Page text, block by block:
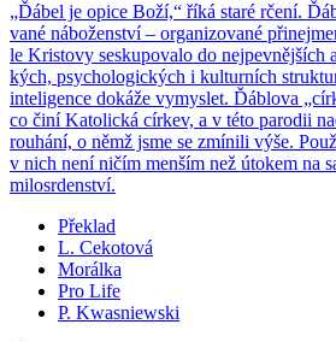
„Ďábel je opice Boží,“ říká staré rčení.
va­né ná­bo­žen­ství – or­ga­ni­zo­va­né
le Kris­to­vy se­sku­po­va­lo do
kých, psy­cho­lo­gic­kých i kul­tur­ních
in­te­li­gen­ce do­ká­že vy­mys­let. Ďáblo­va
co činí Ka­to­lic­ká cír­kev, a v této pa­ro­dii
rou­há­ní, o němž jsme se zmí­ni­li výše.
v nich není ničím men­ším než úto­kem na
mi­lo­sr­den­ství.
Překlad
L. Cekotová
Morálka
Pro Life
P. Kwasniewski